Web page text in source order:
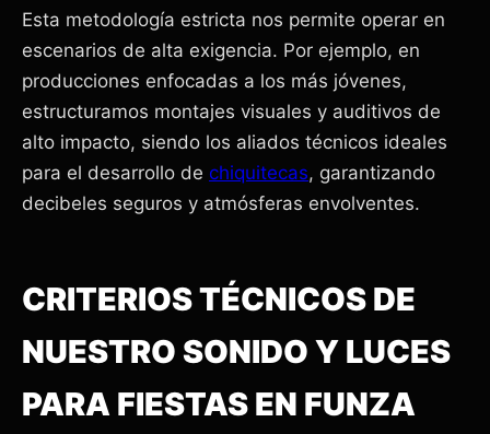
Esta metodología estricta nos permite operar en
escenarios de alta exigencia. Por ejemplo, en
producciones enfocadas a los más jóvenes,
estructuramos montajes visuales y auditivos de
alto impacto, siendo los aliados técnicos ideales
para el desarrollo de chiquitecas, garantizando
decibeles seguros y atmósferas envolventes.
CRITERIOS TÉCNICOS DE
NUESTRO SONIDO Y LUCES
PARA FIESTAS EN FUNZA